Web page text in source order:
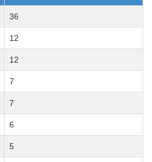
36
12
12
7
7
6
5